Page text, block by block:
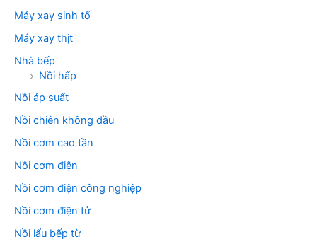
Máy xay sinh tố
Máy xay thịt
Nhà bếp
Nồi hấp
Nồi áp suất
Nồi chiên không dầu
Nồi cơm cao tần
Nồi cơm điện
Nồi cơm điện công nghiệp
Nồi cơm điện tử
Nồi lẩu bếp từ